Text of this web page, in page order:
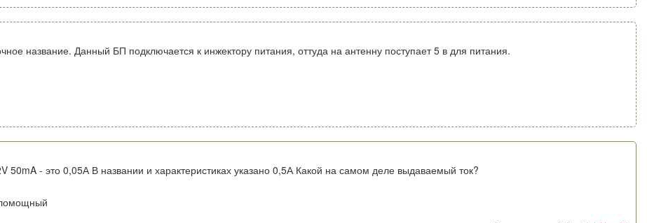
название. Данный БП подключается к инжектору питания, оттуда на антенну поступает 5 в для питания.
50mA - это 0,05А В названии и характеристиках указано 0,5А Какой на самом деле выдаваемый ток?